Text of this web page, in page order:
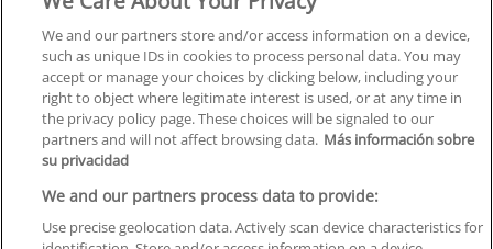
Centros
Orientación
Quiénes somos
Contacta
Aviso Legal
Política de Privacidad
We and our partners store and/or access information on a device,
such as unique IDs in cookies to process personal data. You may
accept or manage your choices by clicking below, including your
right to object where legitimate interest is used, or at any time in
the privacy policy page. These choices will be signaled to our
partners and will not affect browsing data. Más información sobre
su privacidad
We and our partners process data to provide:
Use precise geolocation data. Actively scan device characteristics for